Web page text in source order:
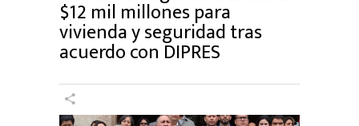
$12 mil millones para
vivienda y seguridad tras
acuerdo con DIPRES